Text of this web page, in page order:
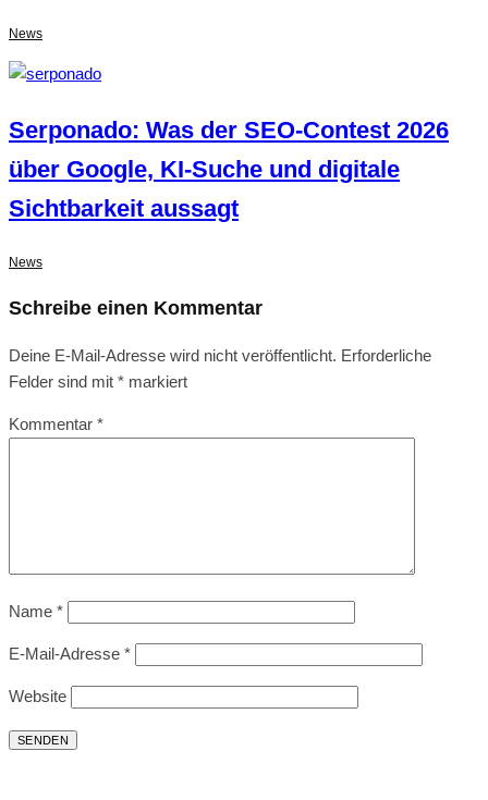
News
Serponado: Was der SEO-Contest 2026
über Google, KI-Suche und digitale
Sichtbarkeit aussagt
News
Schreibe einen Kommentar
Deine E-Mail-Adresse wird nicht veröffentlicht. Erforderliche
Felder sind mit * markiert
Kommentar *
Name *
E-Mail-Adresse *
Website